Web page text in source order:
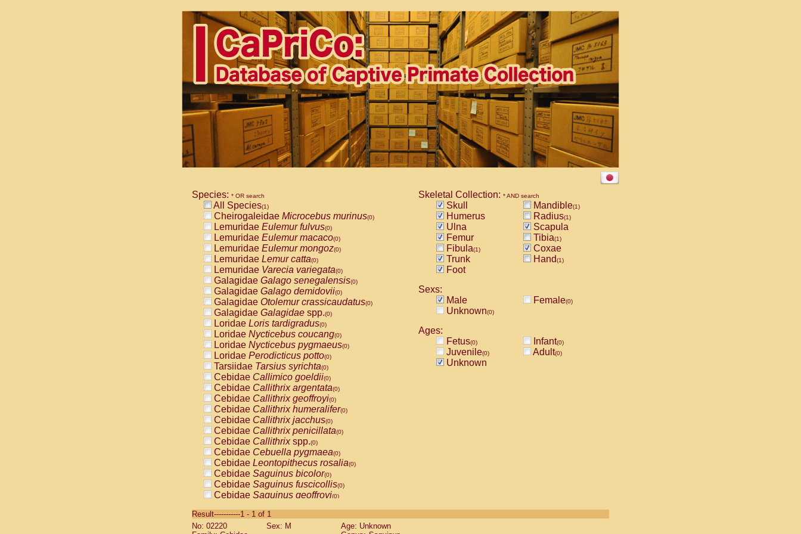
Species: * OR search
All Species(1)
Cheirogaleidae Microcebus murinus(0)
Lemuridae Eulemur fulvus(0)
Lemuridae Eulemur macaco(0)
Lemuridae Eulemur mongoz(0)
Lemuridae Lemur catta(0)
Lemuridae Varecia variegata(0)
Galagidae Galago senegalensis(0)
Galagidae Galago demidovii(0)
Galagidae Otolemur crassicaudatus(0)
Galagidae Galagidae spp.(0)
Loridae Loris tardigradus(0)
Loridae Nycticebus coucang(0)
Loridae Nycticebus pygmaeus(0)
Loridae Perodicticus potto(0)
Tarsiidae Tarsius syrichta(0)
Cebidae Callimico goeldii(0)
Cebidae Callithrix argentata(0)
Cebidae Callithrix geoffroyi(0)
Cebidae Callithrix humeralifer(0)
Cebidae Callithrix jacchus(0)
Cebidae Callithrix penicillata(0)
Cebidae Callithrixspp.(0)
Cebidae Cebuella pygmaea(0)
Cebidae Leontopithecus rosalia(0)
Cebidae Saguinus bicolor(0)
Cebidae Saguinus fuscicollis(0)
Cebidae Saguinus geoffroyi(0)
CebidaeSaguinus labiatus(0)
Cebidae Saguinus leucopus (0)
Skeletal Collection: * AND search
Skull Mandible(1)
Humerus Radius(1)
Ulna
Scapula
Femur
Tibia(1)
Fibula(1)
Coxae
Trunk
Hand(1)
Foot
Sexs:
Male
Female(0)
Unknown(0)
Ages:
Fetus(0) Infant(0)
Juvenile(0) Adult(0)
Unknown
Result-----------1 - 1 of 1
No: 02220
Sex: M
Age: Unknown